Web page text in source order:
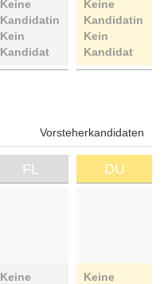
Keine
Kandidatin
Kein
Kandidat
Keine
Kandidatin
Kein
Kandidat
Vorsteherkandidaten
FL
Keine
DU
Keine